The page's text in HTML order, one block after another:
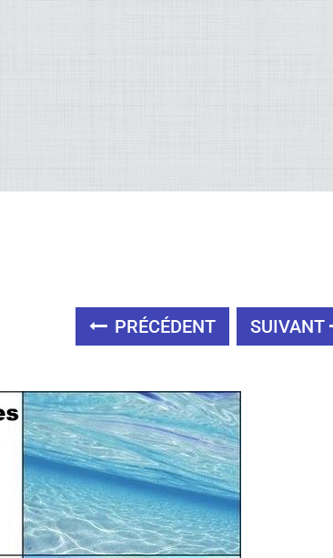
PRÉCÉDENT SUIVANT